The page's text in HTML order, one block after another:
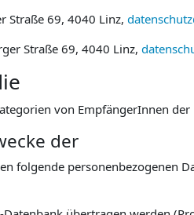
Straße 69, 4040 Linz,
Straße 69, 4040 Linz,
von EmpfängerInnen der
der
folgende personenbezogenen